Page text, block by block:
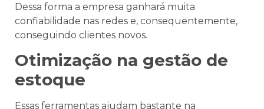
Dessa forma a empresa ganhará muita
confiabilidade nas redes e, consequentemente,
conseguindo clientes novos.
Otimização na gestão de
estoque
Essas ferramentas ajudam bastante na